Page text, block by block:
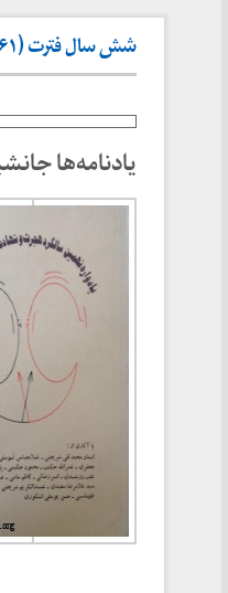
شش سال فترت (۱۳۶۱ تا ۱۳۶۷)
یادنامه‌ها